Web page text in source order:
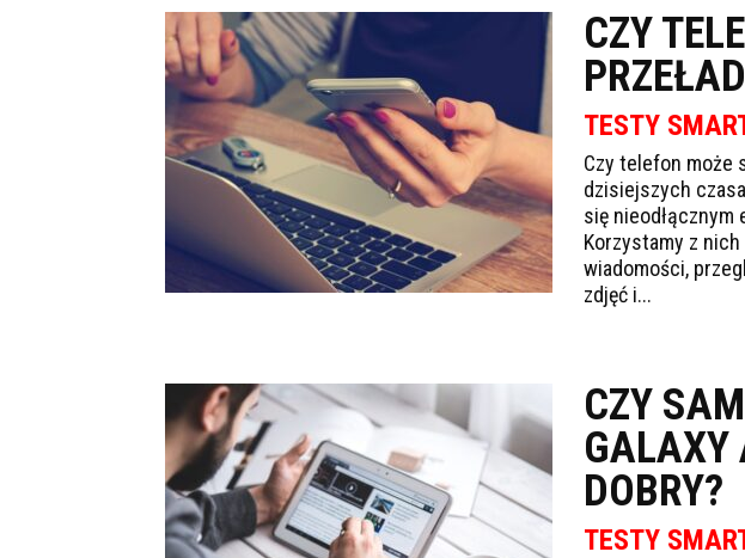
CZY
TESTY
Czy telefon może
dzisiejszych
się nieodłącznym
Korzystamy z nich
wiadomości,
zdjęć i...
CZY
GALAXY
DOBRY?
TESTY